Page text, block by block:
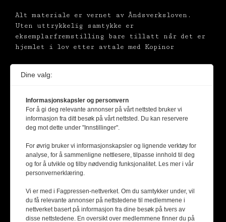
Alt materiale er vernet av Åndsverksloven.
Uten uttrykkelig samtykke er
eksemplarfremstilling bare tillatt når det er
hjemlet i lov etter avtale med Kopinor
Dine valg:
Informasjonskapsler og personvern
For å gi deg relevante annonser på vårt nettsted bruker vi
informasjon fra ditt besøk på vårt nettsted. Du kan reservere
deg mot dette under "Innstillinger".
For øvrig bruker vi informasjonskapsler og lignende verktøy for
analyse, for å sammenligne nettlesere, tilpasse innhold til deg
og for å utvikle og tilby nødvendig funksjonalitet. Les mer i vår
personvernerklæring.
Vi er med i Fagpressen-nettverket. Om du samtykker under, vil
du få relevante annonser på nettstedene til medlemmene i
nettverket basert på informasjon fra dine besøk på tvers av
disse nettstedene. En oversikt over medlemmene finner du på